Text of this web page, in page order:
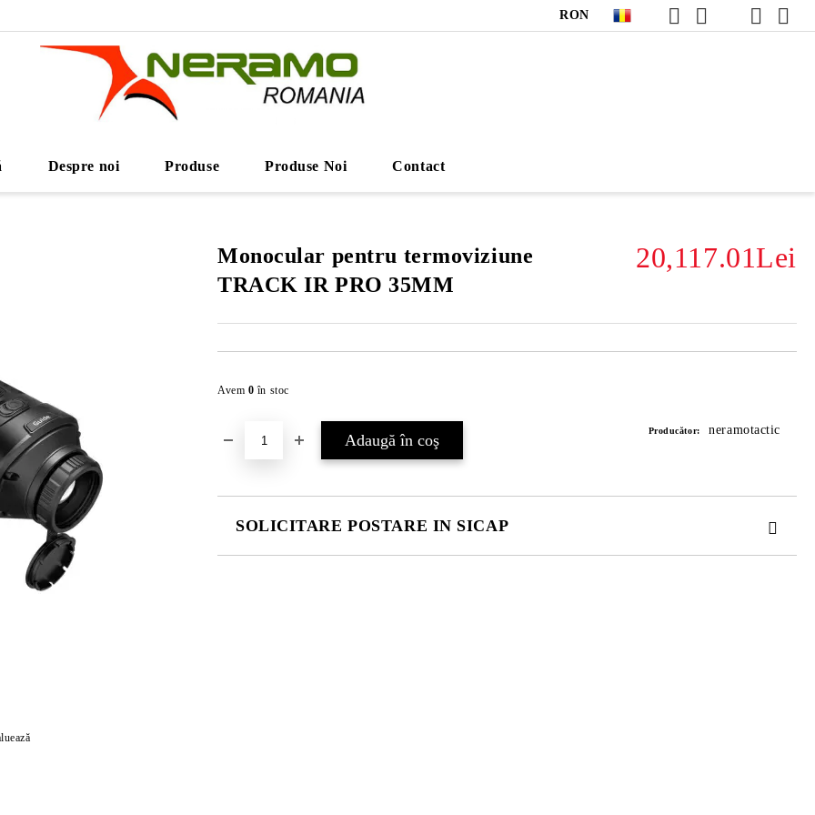
RON
Despre noi Produse Produse Noi Contact
Monocular pentru termoviziune
TRACK IR PRO 35MM
20,117.01Lei
Avem 0 în stoc
Producător: neramotactic
SOLICITARE POSTARE IN SICAP